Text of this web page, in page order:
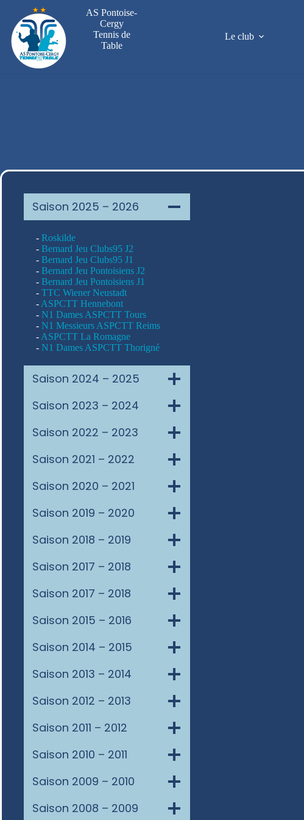
contenu
AS Pontoise-
Cergy
Tennis de
Table
Le club
Saison 2025 – 2026
- Roskilde
- Bernard Jeu Clubs95 J2
- Bernard Jeu Clubs95 J1
- Bernard Jeu Pontoisiens J2
- Bernard Jeu Pontoisiens J1
- TTC Wiener Neustadt
- ASPCTT Hennebont
- N1 Dames ASPCTT Tours
- N1 Messieurs ASPCTT Reims
- ASPCTT La Romagne
- N1 Dames ASPCTT Thorigné
Saison 2024 – 2025
Saison 2023 – 2024
Saison 2022 – 2023
Saison 2021 – 2022
Saison 2020 – 2021
Saison 2019 – 2020
Saison 2018 – 2019
Saison 2017 – 2018
Saison 2017 – 2018
Saison 2015 – 2016
Saison 2014 – 2015
Saison 2013 – 2014
Saison 2012 – 2013
Saison 2011 – 2012
Saison 2010 – 2011
Saison 2009 – 2010
Saison 2008 – 2009